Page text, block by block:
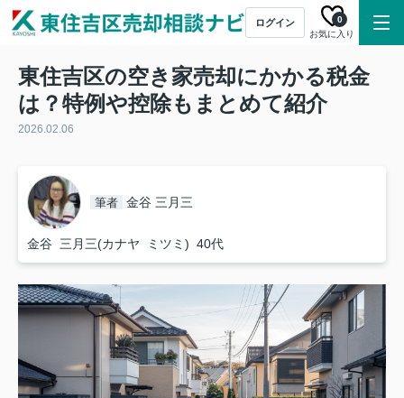
ログイン
お気に入り
0
東住吉区の空き家売却にかかる税金
は？特例や控除もまとめて紹介
2026.02.06
筆者 金谷 三月三
金谷 三月三(カナヤ ミツミ) 40代